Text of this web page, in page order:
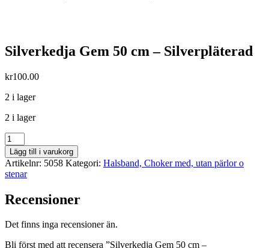
Silverkedja Gem 50 cm – Silverpläterad
kr100.00
2 i lager
2 i lager
Silverkedja
Gem
50
cm
-
mängd
Lägg till i varukorg
Artikelnr: 5058 Kategori: Halsband, Choker med, utan pärlor o
stenar
Recensioner
Det finns inga recensioner än.
Bli först med att recensera ”Silverkedja Gem 50 cm –